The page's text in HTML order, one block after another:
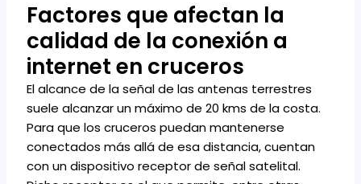
Factores que afectan la
calidad de la conexión a
internet en cruceros
El alcance de la señal de las antenas terrestres
suele alcanzar un máximo de 20 kms de la costa.
Para que los cruceros puedan mantenerse
conectados más allá de esa distancia, cuentan
con un dispositivo receptor de señal satelital.